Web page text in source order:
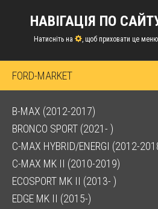
НАВІГАЦІЯ ПО
Натисніть на , щоб приховати це меню
FORD-MARKET
B-MAX (2012-2017)
BRONCO SPORT (2021- )
C-MAX HYBRID/ENERGI (2012-
C-MAX MK II (2010-2019)
ECOSPORT MK II (2013- )
EDGE MK II (2015-)